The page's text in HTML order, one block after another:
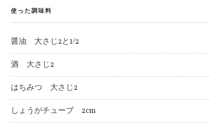
使った調味料
醤油 大さじ2と1/2
酒 大さじ2
はちみつ 大さじ2
しょうがチューブ 2cm